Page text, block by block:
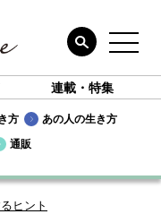
連載・特集
方
あの人の生き方
通販
ヒント